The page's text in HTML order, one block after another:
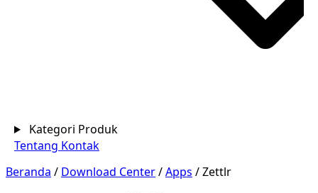
Kategori Produk
Tentang Kontak
Beranda / Download Center/Apps /Zettlr